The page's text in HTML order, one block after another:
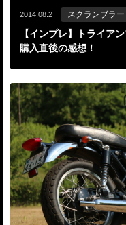
2014.08.2 スクランブラー
【インプレ】トライア
購入直後の感想！